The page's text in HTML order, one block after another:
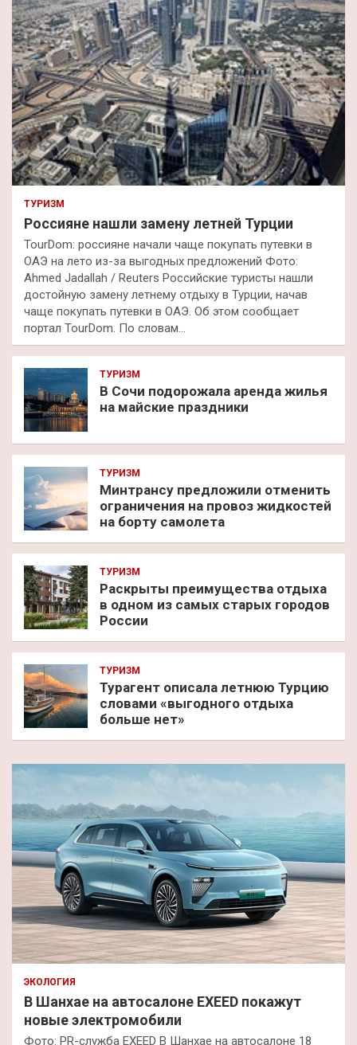
ТУРИЗМ
Россияне нашли замену летней Турции
TourDom: россияне начали чаще покупать путевки в
ОАЭ на лето из-за выгодных предложений Фото:
Ahmed Jadallah / Reuters Российские туристы нашли
достойную замену летнему отдыху в Турции, начав
чаще покупать путевки в ОАЭ. Об этом сообщает
портал TourDom. По словам…
ТУРИЗМ
В Сочи подорожала аренда жилья
на майские праздники
ТУРИЗМ
Минтрансу предложили отменить
ограничения на провоз жидкостей
на борту самолета
ТУРИЗМ
Раскрыты преимущества отдыха
в одном из самых старых городов
России
ТУРИЗМ
Турагент описала летнюю Турцию
словами «выгодного отдыха
больше нет»
ЭКОЛОГИЯ
В Шанхае на автосалоне EXEED покажут
новые электромобили
Фото: PR-служба EXEED В Шанхае на автосалоне 18